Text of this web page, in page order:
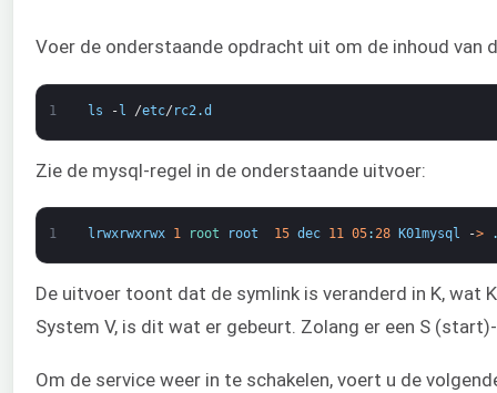
Voer de onderstaande opdracht uit om de inhoud van
1 ls -l /etc/ rc2 .d
Zie de mysql-regel in de onderstaande uitvoer:
1 lrwxrwxrwx 1 root root 15 dec 11 05:28 K01mysql ->
De uitvoer toont dat de symlink is veranderd in K, wat
System V, is dit wat er gebeurt. Zolang er een S
Om de service weer in te schakelen, voert u de